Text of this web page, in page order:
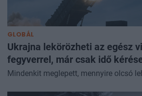
GLOBÁL
Ukrajna lekörözheti az egész
fegyverrel, már csak idő
Mindenkit meglepett, mennyire olcsó